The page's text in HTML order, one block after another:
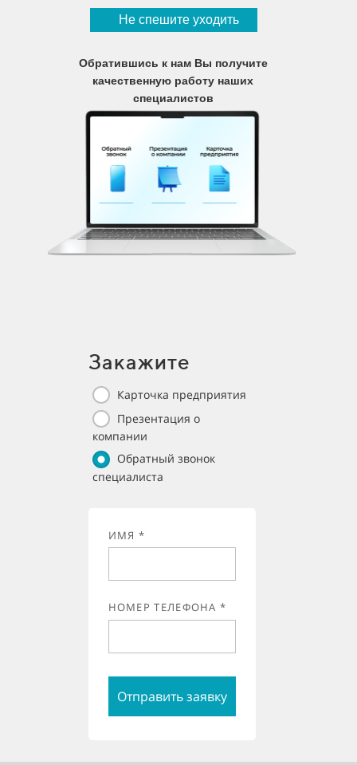
Обратившись к нам Вы получите
качественную работу наших
специалистов
Не спешите уходить
Закажите
Карточка предприятия
Презентация о
компании
Обратный звонок
специалиста
ИМЯ *
НОМЕР ТЕЛЕФОНА *
Отправить заявку